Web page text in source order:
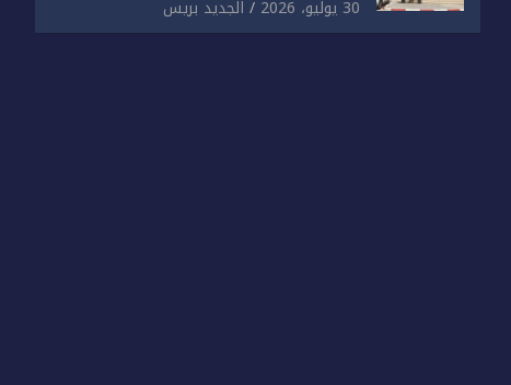
للشرطة بولاية أمن العيون
30 يوليو، 2026 الجديد بريس